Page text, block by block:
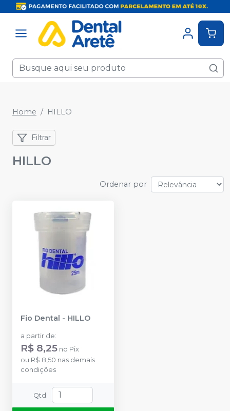
Home HILLO
Filtrar
HILLO
Ordenar por
Fio Dental - HILLO
a partir de:
R$ 8,25 no Pix
ou R$ 8,50 nas demais
condições
Qtd :